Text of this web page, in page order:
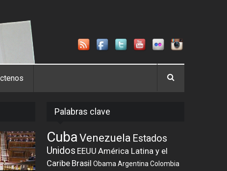
Palabras clave
CubaVenezuela Estados
Unidos EEUU América Latina y el
Caribe Brasil Obama Argentina Colombia